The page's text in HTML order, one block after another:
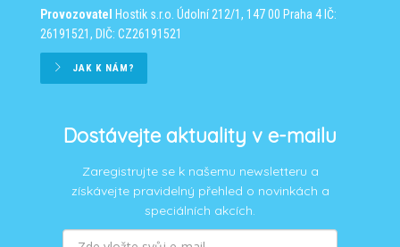
Provozovatel
Hostik s.r.o. Údolní 212/1, 147 00 Praha 4 IČ:
26191521, DIČ: CZ26191521
JAK K NÁM?
Dostávejte aktuality v e-mailu
Zaregistrujte se k našemu newsletteru a
získávejte pravidelný přehled o novinkách a
speciálních akcích.